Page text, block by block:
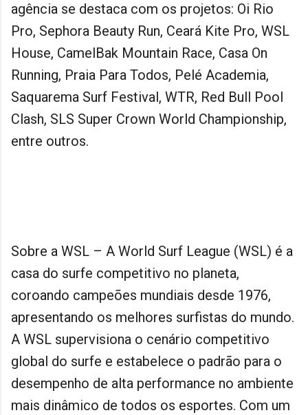
agência se destaca com os projetos: Oi Rio
Pro, Sephora Beauty Run, Ceará Kite Pro, WSL
House, CamelBak Mountain Race, Casa On
Running, Praia Para Todos, Pelé Academia,
Saquarema Surf Festival, WTR, Red Bull Pool
Clash, SLS Super Crown World Championship,
entre outros.
Sobre a WSL – A World Surf League (WSL) é a
casa do surfe competitivo no planeta,
coroando campeões mundiais desde 1976,
apresentando os melhores surfistas do mundo.
A WSL supervisiona o cenário competitivo
global do surfe e estabelece o padrão para o
desempenho de alta performance no ambiente
mais dinâmico de todos os esportes. Com um